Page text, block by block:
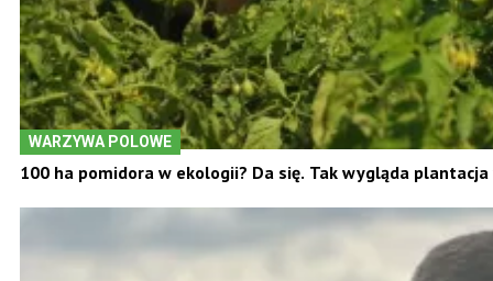
WARZYWA POLOWE
100 ha pomidora w ekologii? Da się. Tak wygląda